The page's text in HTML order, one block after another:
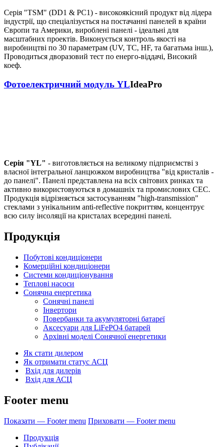
Серія "TSM" (DD1 & PC1) - високоякісний продукт від лідера
індустрії, що спеціалізується на постачанні панелей в країни
Європи та Америки, вироблені панелі - ідеальні для
масштабних проектів. Виконується контроль якості на
виробництві по 30 параметрам (UV, TC, HF, та багатьма інш.),
Проводиться дворазовий тест по енерго-віддачі, Високий
коеф.
Фотоелектричний модуль YLIdeaPro
Серія "YL" - виготовляється на великому підприємстві з
власної інтегральної ланцюжком виробництва "від кристалів -
до панелі". Панелі представлена ​​на всіх світових ринках та
активно використовуються в домашніх та промислових СЕС.
Продукція відрізняється застосуванням "high-transmission"
стеклами з унікальним anti-reflective покриттям, концентрує
всю силу інсоляції на кристалах всередині панелі.
Продукція
Побутові кондиціонери
Комерційні кондиціонери
Cистеми кондиціонування
Теплові насоси
Сонячна енергетика
Сонячні панелі
Інвертори
Повербанки та акумуляторні батареї
Аксесуари для LiFePO4 батарей
Архівні моделі Сонячної енергетики
Як стати дилером
Як отримати статус АСЦ
Вхід для дилерів
Вхід для АСЦ
Footer menu
Показати — Footer menu Приховати — Footer menu
Продукція